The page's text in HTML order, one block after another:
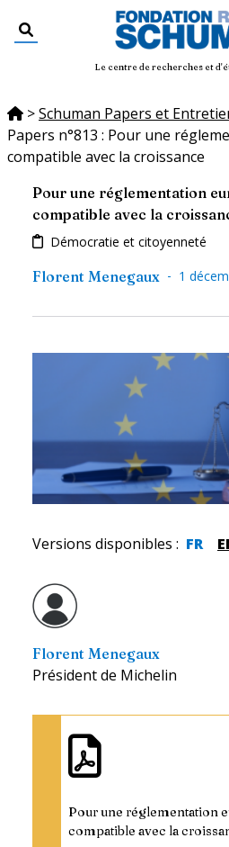
Le centre de recherches et
>Schuman Papers et
Papers n°813 : Pour une
compatible avec la croissance
Pour une réglementation
compatible avec la
Démocratie et citoyenneté
Florent Menegaux - 1
Versions disponibles : FR
Florent Menegaux
Président de Michelin
Pour une réglementation
compatible avec la